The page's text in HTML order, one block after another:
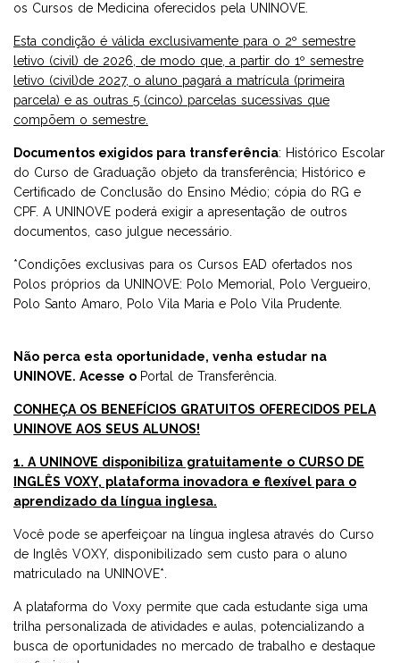
os Cursos de Medicina oferecidos pela UNINOVE.
Esta condição é válida exclusivamente para o 2º semestre
letivo (civil) de 2026, de modo que, a partir do 1º semestre
letivo (civil)de 2027, o aluno pagará a matrícula (primeira
parcela) e as outras 5 (cinco) parcelas sucessivas que
compõem o semestre.
Documentos exigidos para transferência: Histórico Escolar
do Curso de Graduação objeto da transferência; Histórico e
Certificado de Conclusão do Ensino Médio; cópia do RG e
CPF. A UNINOVE poderá exigir a apresentação de outros
documentos, caso julgue necessário.
*Condições exclusivas para os Cursos EAD ofertados nos
Polos próprios da UNINOVE: Polo Memorial, Polo Vergueiro,
Polo Santo Amaro, Polo Vila Maria e Polo Vila Prudente.
Não perca esta oportunidade, venha estudar na
UNINOVE. Acesse o Portal de Transferência.
CONHEÇA OS BENEFÍCIOS GRATUITOS OFERECIDOS PELA
UNINOVE AOS SEUS ALUNOS!
1. A UNINOVE disponibiliza gratuitamente o CURSO DE
INGLÊS VOXY, plataforma inovadora e flexível para o
aprendizado da língua inglesa.
Você pode se aperfeiçoar na língua inglesa através do Curso
de Inglês VOXY, disponibilizado sem custo para o aluno
matriculado na UNINOVE*.
A plataforma do Voxy permite que cada estudante siga uma
trilha personalizada de atividades e aulas, potencializando a
busca de oportunidades no mercado de trabalho e destaque